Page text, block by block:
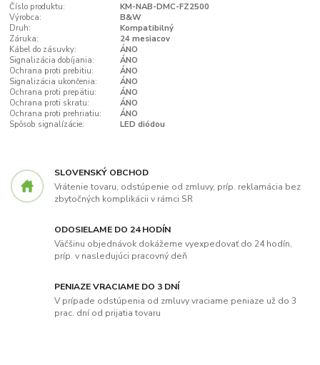
Číslo produktu:
KM-NAB-DMC-FZ2500
Výrobca:
B&W
Druh:
Kompatibilný
Záruka:
24 mesiacov
Kábel do zásuvky:
ÁNO
Signalizácia dobíjania:
ÁNO
Ochrana proti prebitiu:
ÁNO
Signalizácia ukončenia:
ÁNO
Ochrana proti prepätiu:
ÁNO
Ochrana proti skratu:
ÁNO
Ochrana proti prehriatiu:
ÁNO
Spôsob signalízácie:
LED diódou
SLOVENSKÝ OBCHOD
Vrátenie tovaru, odstúpenie od zmluvy, príp. reklamácia bez
zbytočných komplikácii v rámci SR
ODOSIELAME DO 24 HODÍN
Väčšinu objednávok dokážeme vyexpedovať do 24 hodín,
príp. v nasledujúci pracovný deň
PENIAZE VRACIAME DO 3 DNÍ
V prípade odstúpenia od zmluvy vraciame peniaze už do 3
prac. dní od prijatia tovaru